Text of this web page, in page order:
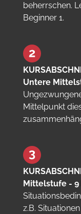
beherrschen.
Beginner 1.
Untere
Mittelpunkt
Mittelstufe - 9
z.B.